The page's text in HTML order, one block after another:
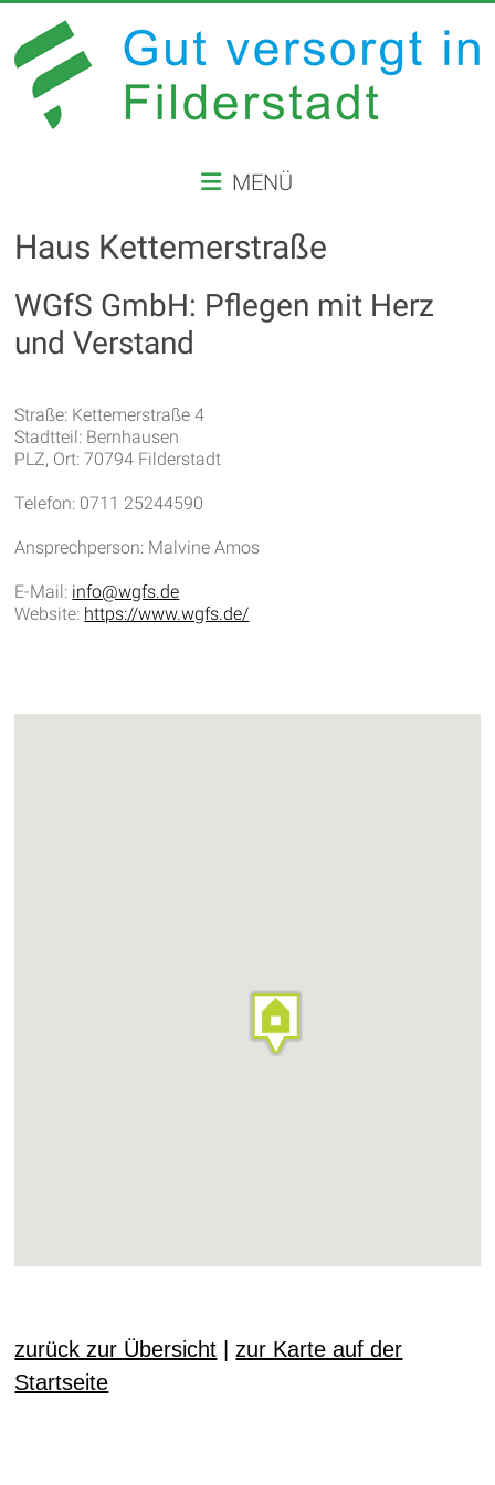
Inhalt
springen
VERSORGT
IN
FILDERSTADT
Website
der
Filderstadt
MENÜ
Haus Kettemerstraße
WGfS GmbH: Pflegen mit Herz
und Verstand
Straße: Kettemerstraße 4
Stadtteil: Bernhausen
PLZ, Ort: 70794 Filderstadt
Telefon: 0711 25244590
Ansprechperson: Malvine Amos
E-Mail: info@wgfs.de
Website: https://www.wgfs.de/
zurück zur Übersicht
zur Karte auf der
Startseite